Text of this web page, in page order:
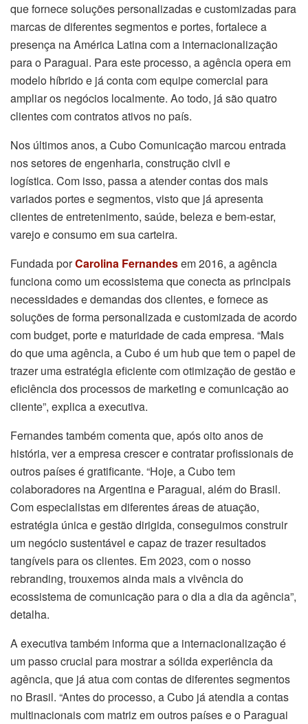
que fornece soluções personalizadas e customizadas para
marcas de diferentes segmentos e portes, fortalece a
presença na América Latina com a internacionalização
para o Paraguai. Para este processo, a agência opera em
modelo híbrido e já conta com equipe comercial para
ampliar os negócios localmente. Ao todo, já são quatro
clientes com contratos ativos no país.
Nos últimos anos, a Cubo Comunicação marcou entrada
nos setores de engenharia, construção civil e
logística. Com isso, passa a atender contas dos mais
variados portes e segmentos, visto que já apresenta
clientes de entretenimento, saúde, beleza e bem-estar,
varejo e consumo em sua carteira.
Fundada porCarolina Fernandesem 2016, a agência
funciona como um ecossistema que conecta as principais
necessidades e demandas dos clientes, e fornece as
soluções de forma personalizada e customizada de acordo
com budget, porte e maturidade de cada empresa. “Mais
do que uma agência, a Cubo é um hub que tem o papel de
trazer uma estratégia eficiente com otimização de gestão e
eficiência dos processos de marketing e comunicação ao
cliente”, explica a executiva.
Fernandes também comenta que, após oito anos de
história, ver a empresa crescer e contratar profissionais de
outros países é gratificante. “Hoje, a Cubo tem
colaboradores na Argentina e Paraguai, além do Brasil.
Com especialistas em diferentes áreas de atuação,
estratégia única e gestão dirigida, conseguimos construir
um negócio sustentável e capaz de trazer resultados
tangíveis para os clientes. Em 2023, com o nosso
rebranding, trouxemos ainda mais a vivência do
ecossistema de comunicação para o dia a dia da agência”,
detalha.
A executiva também informa que a internacionalização é
um passo crucial para mostrar a sólida experiência da
agência, que já atua com contas de diferentes segmentos
no Brasil. “Antes do processo, a Cubo já atendia a contas
multinacionais com matriz em outros países e o Paraguai